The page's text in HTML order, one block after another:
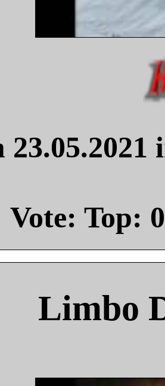
Vote: Top: 0
Limbo